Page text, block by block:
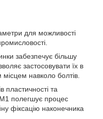
для можливості
забезпечує більшу
застосовувати їх в
навколо болтів.
пластичності та
М1 полегшує процес
фіксацію наконечника